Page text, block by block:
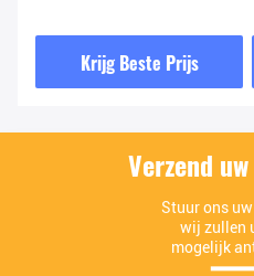
evenementen
Krijg Beste Prijs
Verzend
Stuur ons
wij zullen
mogelijk